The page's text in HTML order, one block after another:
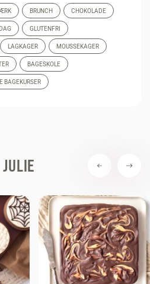
BRUNCH CHOKOLADE
GLUTENFRI
LAGKAGER MOUSSEKAGER
BAGESKOLE
BAGEKURSER